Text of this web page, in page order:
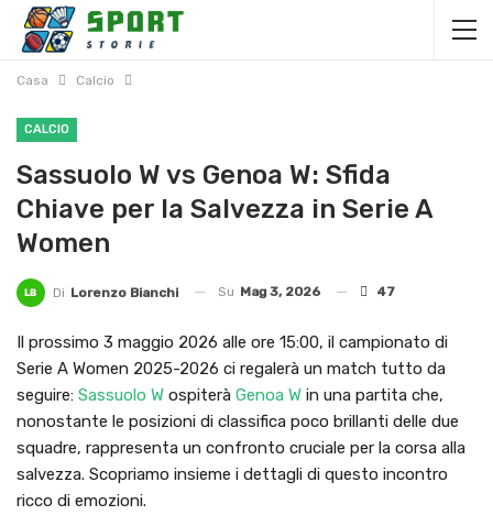
Casa Calcio
CALCIO
Sassuolo W vs Genoa W: Sfida
Chiave per la Salvezza in Serie A
Women
Di Lorenzo Bianchi Su Mag 3, 2026 47
Il prossimo 3 maggio 2026 alle ore 15:00, il campionato di
Serie A Women 2025-2026 ci regalerà un match tutto da
seguire: Sassuolo W ospiterà Genoa W in una partita che,
nonostante le posizioni di classifica poco brillanti delle due
squadre, rappresenta un confronto cruciale per la corsa alla
salvezza. Scopriamo insieme i dettagli di questo incontro
ricco di emozioni.